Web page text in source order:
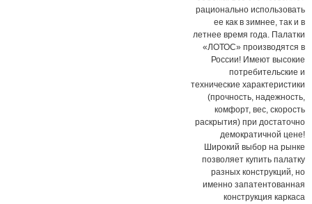
рационально использовать
ее как в зимнее, так и в
летнее время года. Палатки
«ЛОТОС» производятся в
России! Имеют высокие
потребительские и
технические характеристики
(прочность, надежность,
комфорт, вес, скорость
раскрытия) при достаточно
демократичной цене!
Широкий выбор на рынке
позволяет купить палатку
разных конструкций, но
именно запатентованная
конструкция каркаса